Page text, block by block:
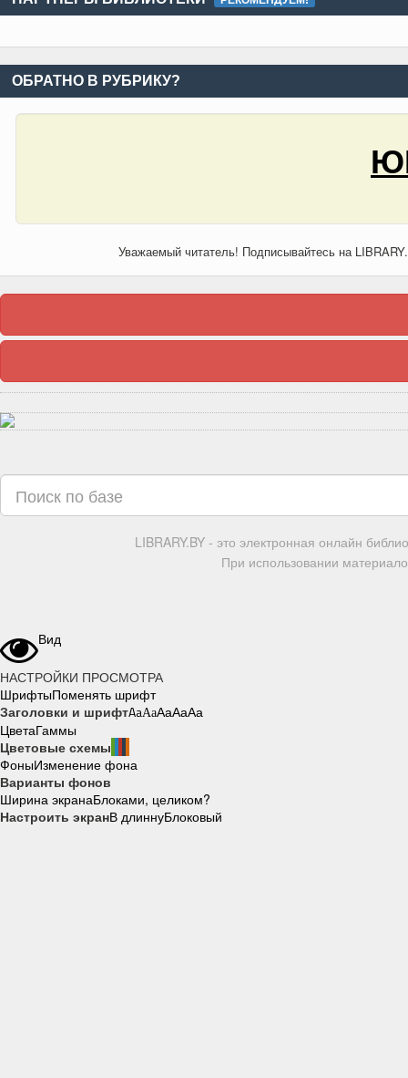
ОБРАТНО В РУБРИКУ?
Уважаемый читатель! Подписывайтесь на
LIBRARY.BY - это электронная онлайн
При использовании
Вид
НАСТРОЙКИ ПРОСМОТРА
ШрифтыПоменять шрифт
Заголовки и шрифтAaAaAaAaAa
ЦветаГаммы
Цветовые схемы
ФоныИзменение фона
Варианты фонов
Ширина экранаБлоками, целиком?
Настроить экранВ длиннуБлоковый